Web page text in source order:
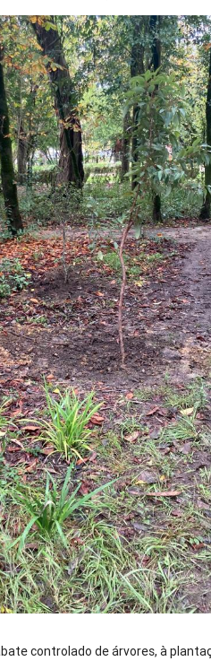
controlado de árvores, à